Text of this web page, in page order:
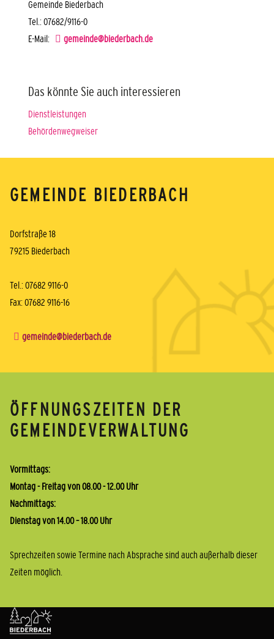
Gemeinde Biederbach
Tel.: 07682/9116-0
E-Mail:
gemeinde@biederbach.de
Das könnte Sie auch interessieren
Dienstleistungen
Behördenwegweiser
GEMEINDE BIEDERBACH
Dorfstraße 18
79215 Biederbach
Tel.: 07682 9116-0
Fax: 07682 9116-16
gemeinde@biederbach.de
ÖFFNUNGSZEITEN DER
GEMEINDEVERWALTUNG
Vormittags:
Montag - Freitag von 08.00 - 12.00 Uhr
Nachmittags:
Dienstag von 14.00 – 18.00 Uhr
Sprechzeiten sowie Termine nach Absprache sind auch außerhalb dieser
Zeiten möglich.